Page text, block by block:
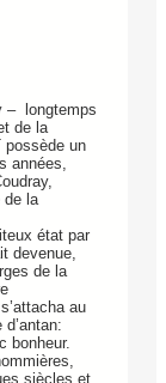
– longtemps
de la
possède un
années,
de la
état par
devenue,
de la
au
bonheur.
siècles et